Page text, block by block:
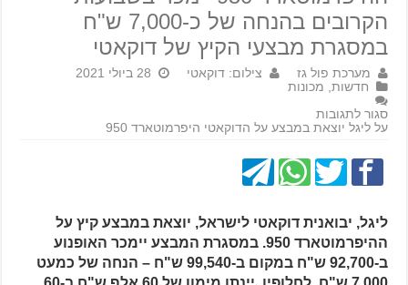
הקרובים בהנחה של כ-7,000 ש"ח
במסגרת מבצעי הקיץ של דוקאטי
מערכת פול גז צילום: דוקאטי
28 ביולי 2021
חדשות מכונות
סגור לתגובות
על ליגל יוצאת במבצע על הדוקאטי היפרמוטארד 950
ליגל, יבואנית דוקאטי לישראל, יוצאת במבצע קיץ על
ההיפרמוטארד 950. במסגרת המבצע יימכר האופנוע
ב-92,700 ש"ח במקום ב-99,540 ש"ח – הנחה של כמעט